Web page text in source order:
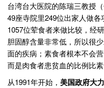
台湾台大医院的陈瑞三教授
49座寺院里249位出家人做
1057位荤食者来做比较，经
胆固醇含量非常低，所以很
面的疾病；素食者根本不会
而是肉食者患贫血的比例比素
从1991年开始， 美国政府大